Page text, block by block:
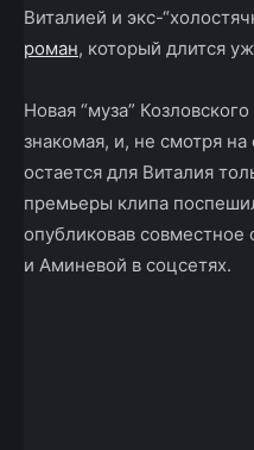
Виталией и экс-
роман, который длится
Новая “муза”
знакомая, и, не смотря
остается для Виталия
премьеры клипа
опубликовав совместное
и Аминевой в соцсетях.